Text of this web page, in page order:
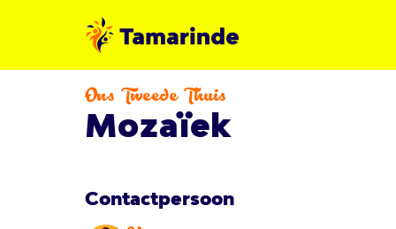
Ons Tweede Thuis
Mozaïek
Contactpersoon